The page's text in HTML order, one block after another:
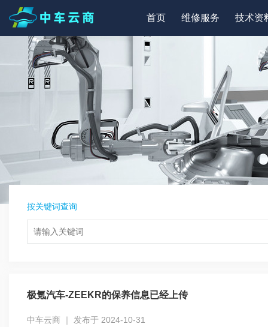
首页 维修服务 技术资
按关键词查询
极氪汽车-ZEEKR的保养信息已经上传
中车云商 ｜ 发布于 2024-10-31